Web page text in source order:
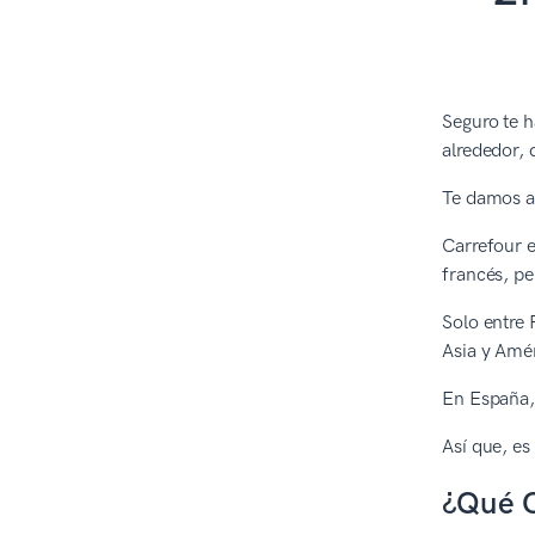
Seguro te
alrededor,
Te damos
Carrefour
francés,
Solo entre
Asia y
En
Así que,
¿Qué